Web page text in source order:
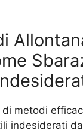
di metodi
indesiderati